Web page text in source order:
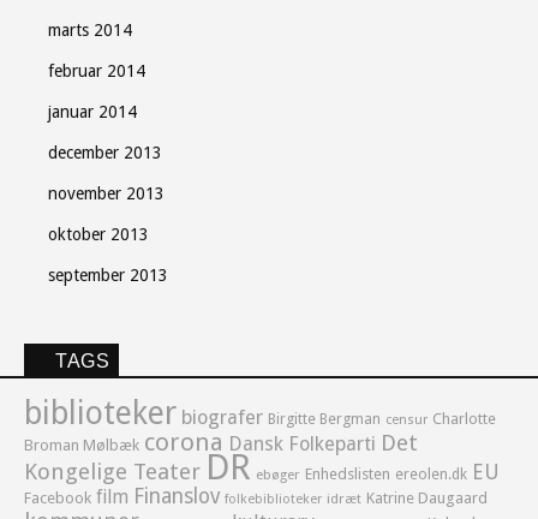
marts 2014
februar 2014
januar 2014
december 2013
november 2013
oktober 2013
september 2013
TAGS
biblioteker biografer Birgitte Bergman censur Charlotte
Broman Mølbæk corona Dansk Folkeparti Det
Kongelige Teater DR ebøger Enhedslisten ereolen.dk EU
Facebook film Finanslov folkebiblioteker idræt Katrine Daugaard